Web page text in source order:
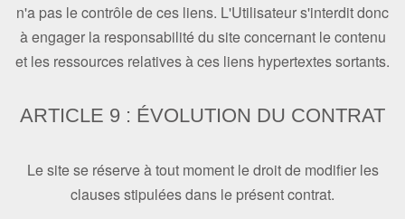
n'a pas le contrôle de ces liens. L'Utilisateur s'interdit donc
à engager la responsabilité du site concernant le contenu
et les ressources relatives à ces liens hypertextes sortants.
ARTICLE 9 : ÉVOLUTION DU CONTRAT
Le site se réserve à tout moment le droit de modifier les
clauses stipulées dans le présent contrat.